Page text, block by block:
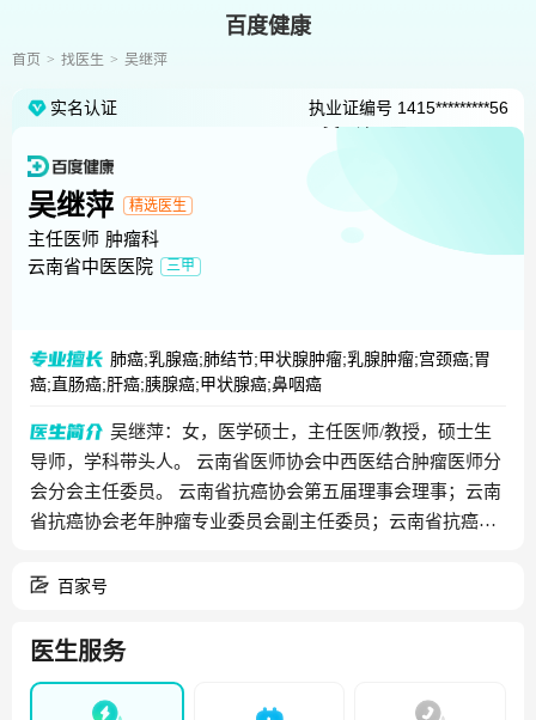
百度健康
首页 找医生 吴继萍
实名认证 执业证编号 1415*********56
吴继萍 精选医生
主任医师 肿瘤科
云南省中医医院
三甲
肺癌;乳腺癌;肺结节;甲状腺肿瘤;乳腺肿瘤;宫颈癌;胃
癌;直肠癌;肝癌;胰腺癌;甲状腺癌;鼻咽癌
吴继萍：女，医学硕士，主任医师/教授，硕士生
导师，学科带头人。 云南省医师协会中西医结合肿瘤医师分
会分会主任委员。 云南省抗癌协会第五届理事会理事；云南
省抗癌协会老年肿瘤专业委员会副主任委员；云南省抗癌协
委员会副主任委员；云南省医师协会养生医师分会副主任委
毕业于云南中医学院，从事中西医结合肿瘤临床诊疗工作32
治；恶性肿瘤中医药维持治疗及姑息治疗；肿瘤患者康复及
百家号
医生服务